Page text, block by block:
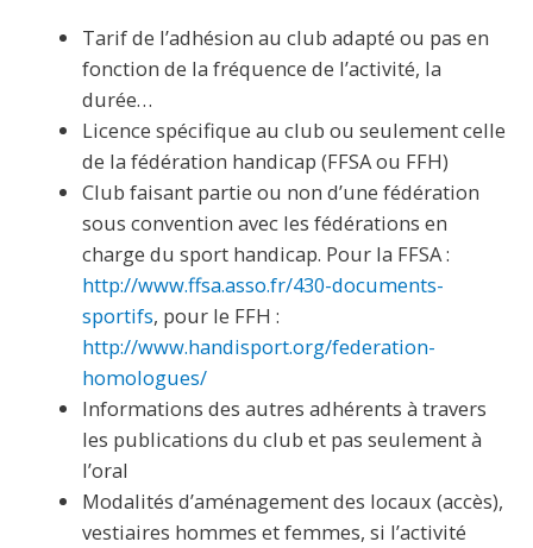
Tarif de l’adhésion au club adapté ou pas en
fonction de la fréquence de l’activité, la
durée…
Licence spécifique au club ou seulement celle
de la fédération handicap (FFSA ou FFH)
Club faisant partie ou non d’une fédération
sous convention avec les fédérations en
charge du sport handicap. Pour la FFSA :
http://www.ffsa.asso.fr/430-documents-
sportifs, pour le FFH :
http://www.handisport.org/federation-
homologues/
Informations des autres adhérents à travers
les publications du club et pas seulement à
l’oral
Modalités d’aménagement des locaux (accès),
vestiaires hommes et femmes, si l’activité